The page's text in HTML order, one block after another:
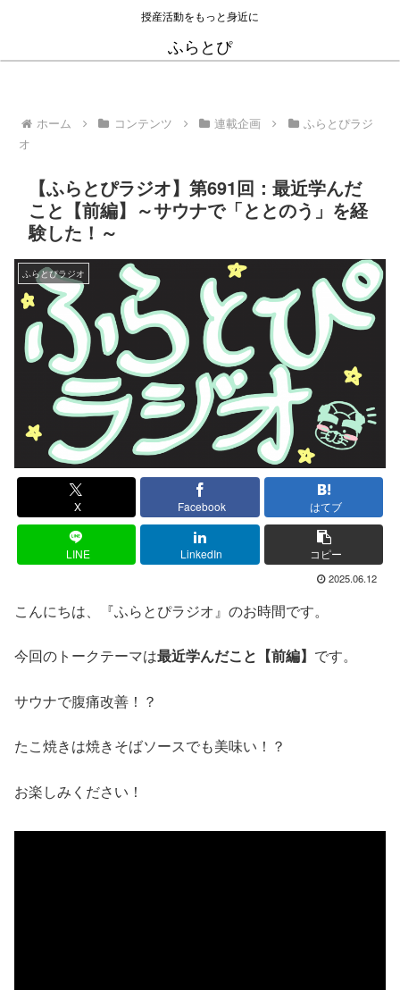
授産活動をもっと身近に
ふらとぴ
ホーム コンテンツ 連載企画
ふらとぴラジ
オ
【ふらとぴラジオ】第691回：最近学んだ
こと【前編】～サウナで「ととのう」を経
験した！～
ふらとぴラジオ
X Facebook はてブ
LINE LinkedIn コピー
2025.06.12
こんにちは、『ふらとぴラジオ』のお時間です。
今回のトークテーマは最近学んだこと【前編】 です。
サウナで腹痛改善！？
たこ焼きは焼きそばソースでも美味い！？
お楽しみください！